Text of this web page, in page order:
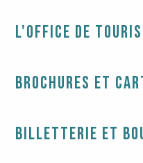
L'Office de
Brochures et
Billetterie et
?
Mentions légales-
générales de vente
-
: non conforme